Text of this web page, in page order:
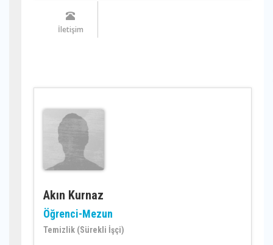
İletişim
Akın Kurnaz
Öğrenci-Mezun
Temizlik (Sürekli İşçi)